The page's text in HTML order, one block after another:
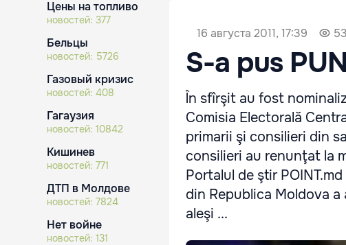
Цены на топливо
новостей: 377
Бельцы
новостей: 5726
Газовый кризис
новостей: 408
Гагаузия
новостей: 10842
Кишинев
новостей: 771
ДТП в Молдове
новостей: 7824
Нет войне
новостей: 131
16 августа 2011, 17:39
S-a pus
În sfîrşit au fost
Comisia Electorală
primarii şi consilieri din
consilieri au renunţat la
Portalul de ştir
din Republica Moldova
aleşi ...